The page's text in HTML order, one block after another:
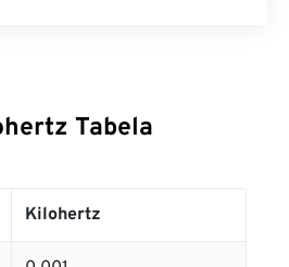
Tabela
Kilohertz